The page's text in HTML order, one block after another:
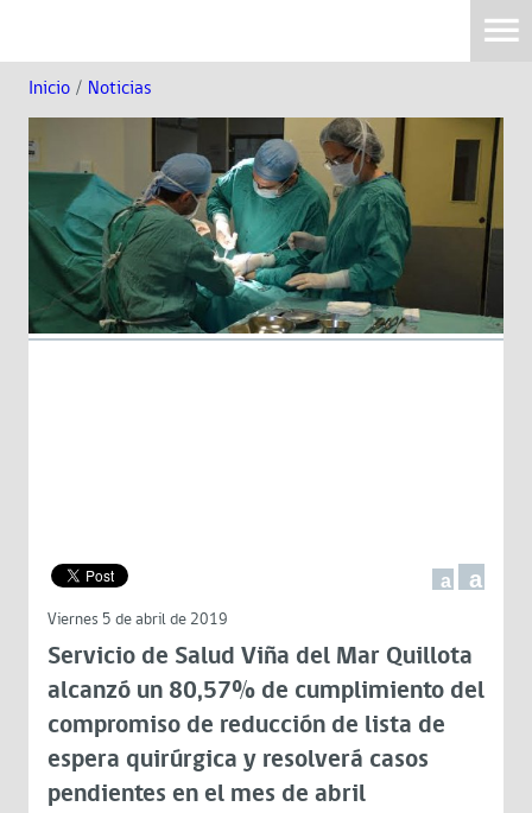
Inicio / Noticias
a a
Viernes 5 de abril de 2019
Servicio de Salud Viña del Mar Quillota
alcanzó un 80,57% de cumplimiento del
compromiso de reducción de lista de
espera quirúrgica y resolverá casos
pendientes en el mes de abril